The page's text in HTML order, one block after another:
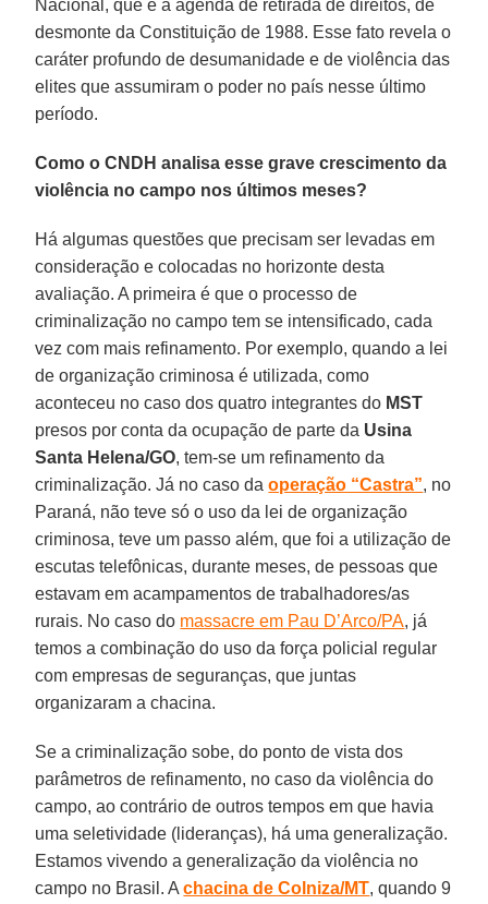
Nacional, que é a agenda de retirada de direitos, de
desmonte da Constituição de 1988. Esse fato revela o
caráter profundo de desumanidade e de violência das
elites que assumiram o poder no país nesse último
período.
Como o CNDH analisa esse grave crescimento da
violência no campo nos últimos meses?
Há algumas questões que precisam ser levadas em
consideração e colocadas no horizonte desta
avaliação. A primeira é que o processo de
criminalização no campo tem se intensificado, cada
vez com mais refinamento. Por exemplo, quando a lei
de organização criminosa é utilizada, como
aconteceu no caso dos quatro integrantes do MST
presos por conta da ocupação de parte da Usina
Santa Helena/GO, tem-se um refinamento da
criminalização. Já no caso daoperação “Castra”, no
Paraná, não teve só o uso da lei de organização
criminosa, teve um passo além, que foi a utilização de
escutas telefônicas, durante meses, de pessoas que
estavam em acampamentos de trabalhadores/as
rurais. No caso do massacre em Pau D’Arco/PA, já
temos a combinação do uso da força policial regular
com empresas de seguranças, que juntas
organizaram a chacina.
Se a criminalização sobe, do ponto de vista dos
parâmetros de refinamento, no caso da violência do
campo, ao contrário de outros tempos em que havia
uma seletividade (lideranças), há uma generalização.
Estamos vivendo a generalização da violência no
campo no Brasil. Achacina de Colniza/MT, quando 9